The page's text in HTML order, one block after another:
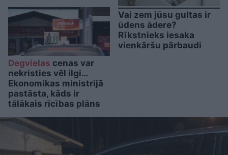
Degvielas cenas var
nekristies vēl ilgi…
Ekonomikas ministrijā
pastāsta, kāds ir
tālākais rīcības plāns
Vai zem jūsu gultas ir
ūdens ādere?
Rīkstnieks iesaka
vienkāršu pārbaudi